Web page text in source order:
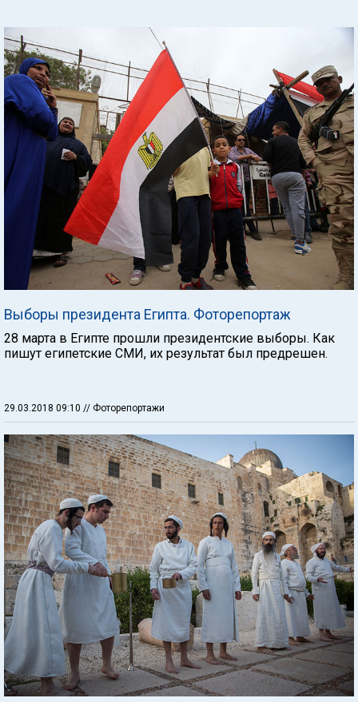
Выборы президента Египта. Фоторепортаж
28 марта в Египте прошли президентские выборы. Как
пишут египетские СМИ, их результат был предрешен.
29.03.2018 09:10 // Фоторепортажи